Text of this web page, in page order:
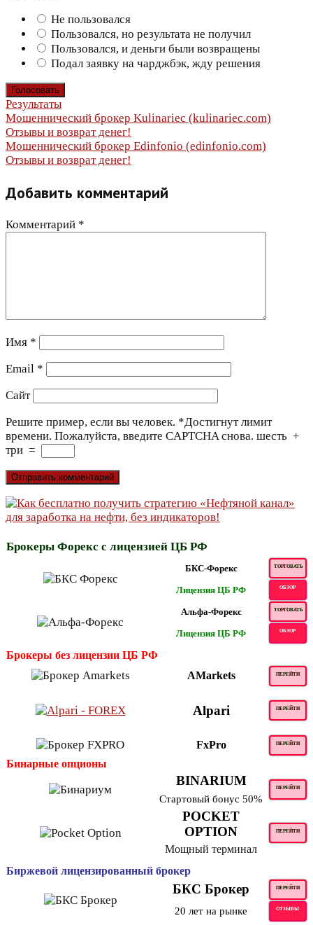
Не пользовался
Пользовался, но результата не получил
Пользовался, и деньги были возвращены
Подал заявку на чарджбэк, жду решения
Результаты
Навигация
по
записям
Мошеннический брокер Kulinariec (kulinariec.com)
Отзывы и возврат денег!
Мошеннический брокер Edinfonio (edinfonio.com)
Отзывы и возврат денег!
Добавить комментарий
Комментарий *
Имя *
Email *
Сайт
Решите пример, если вы человек. *Достигнут лимит
времени. Пожалуйста, введите CAPTCHA снова. шесть +
три =
Брокеры Форекс с лицензией ЦБ РФ
БКС-Форекс ТОРГОВАТЬ
Лицензия ЦБ РФ ОБЗОР
Альфа-Форекс ТОРГОВАТЬ
Лицензия ЦБ РФ ОБЗОР
Брокеры без лицензии ЦБ РФ
AMarkets
ПЕРЕЙТИ
Alpari ПЕРЕЙТИ
FxPro ПЕРЕЙТИ
Бинарные опционы
BINARIUM ПЕРЕЙТИ
Стартовый бонус 50%
POCKET
OPTION
ПЕРЕЙТИ
Мощный терминал
Биржевой лицензированный брокер
БКС Брокер ПЕРЕЙТИ
20 лет на рынке ОТЗЫВЫ